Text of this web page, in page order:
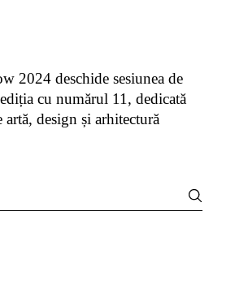
2024 deschide sesiunea de
cu numărul 11, dedicată
design și arhitectură